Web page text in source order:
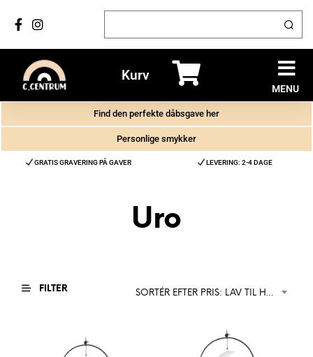
Kurv
MENU
Find den perfekte dåbsgave her
Personlige smykker
GRATIS GRAVERING PÅ GAVER LEVERING: 2-4 DAGE
Uro
FILTER